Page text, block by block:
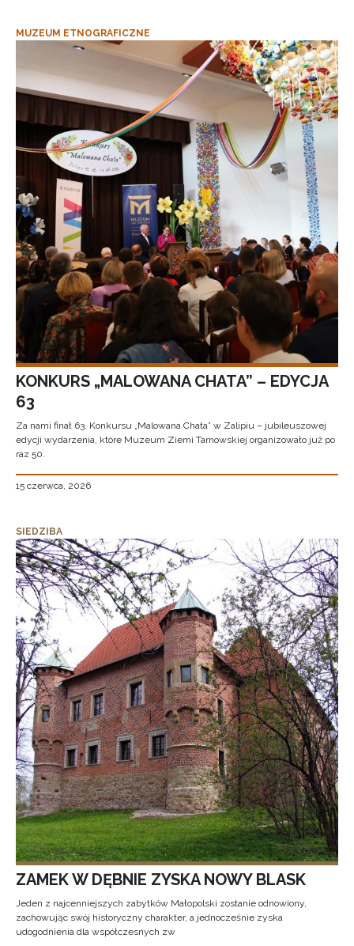
MUZEUM ETNOGRAFICZNE
KONKURS „MALOWANA CHATA” – EDYCJA
63
Za nami finał 63. Konkursu „Malowana Chata” w Zalipiu – jubileuszowej
edycji wydarzenia, które Muzeum Ziemi Tarnowskiej organizowało już po
raz 50.
15 czerwca, 2026
SIEDZIBA
ZAMEK W DĘBNIE ZYSKA NOWY BLASK
Jeden z najcenniejszych zabytków Małopolski zostanie odnowiony,
zachowując swój historyczny charakter, a jednocześnie zyska
udogodnienia dla współczesnych zw